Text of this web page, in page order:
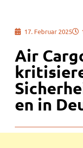
17. Februar 2025
Air
en in